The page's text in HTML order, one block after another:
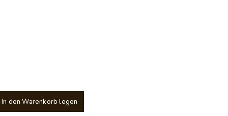
In den Warenkorb legen